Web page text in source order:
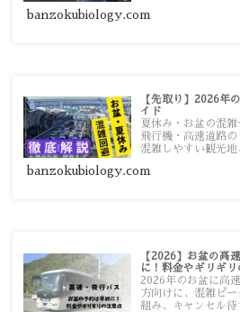
い移動方法を分か
banzokubiology.com
【先取り】2026年
イド
夏休み・お盆の混
飛行機・高速道路の
混雑しやすい観光
banzokubiology.com
【2026】お盆の高
に！料金やギリギ
2026年のお盆に高
方向けに、混雑ピ
組み、キャンセル